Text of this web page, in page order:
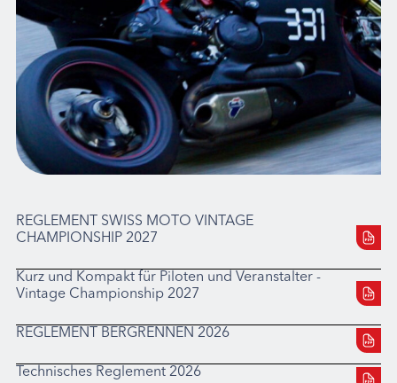
REGLEMENT SWISS MOTO VINTAGE
CHAMPIONSHIP 2027
Kurz und Kompakt für Piloten und Veranstalter -
Vintage Championship 2027
REGLEMENT BERGRENNEN 2026
Technisches Reglement 2026